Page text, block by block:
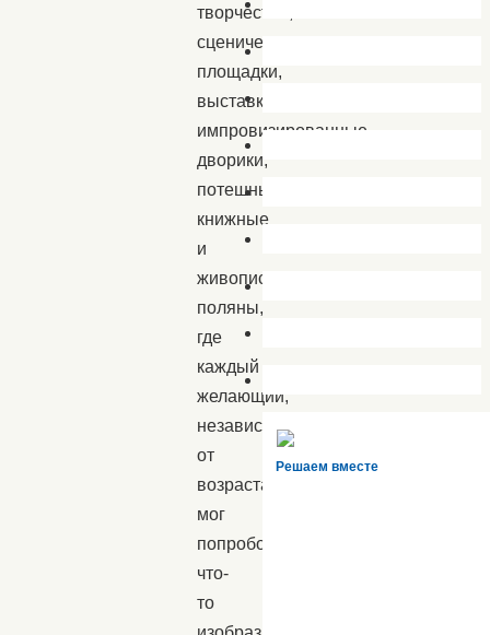
творчества,
сценические
площадки,
выставки,
импровизированные
дворики,
потешные,
книжные
и
живописные
поляны,
где
каждый
желающий,
независимо
от
возраста,
мог
попробовать
что-
то
Решаем вместе